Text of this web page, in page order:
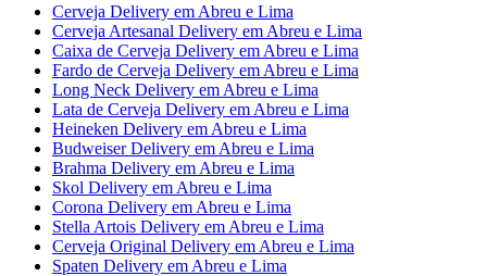
Cerveja Delivery em Abreu e Lima
Cerveja Artesanal Delivery em Abreu e Lima
Caixa de Cerveja Delivery em Abreu e Lima
Fardo de Cerveja Delivery em Abreu e Lima
Long Neck Delivery em Abreu e Lima
Lata de Cerveja Delivery em Abreu e Lima
Heineken Delivery em Abreu e Lima
Budweiser Delivery em Abreu e Lima
Brahma Delivery em Abreu e Lima
Skol Delivery em Abreu e Lima
Corona Delivery em Abreu e Lima
Stella Artois Delivery em Abreu e Lima
Cerveja Original Delivery em Abreu e Lima
Spaten Delivery em Abreu e Lima